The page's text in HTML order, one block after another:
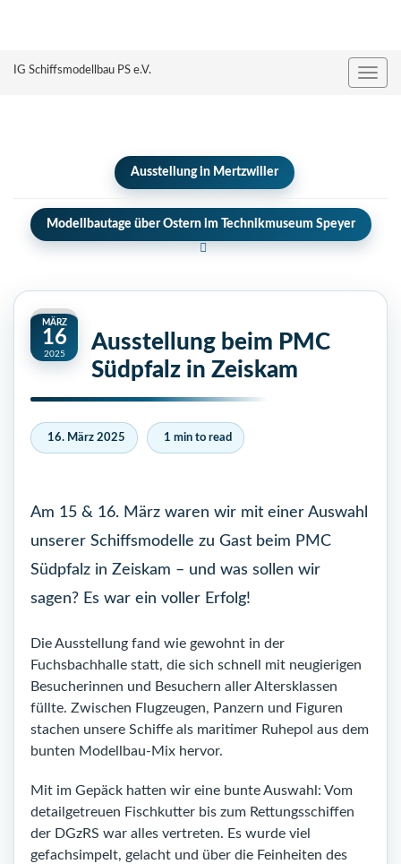
IG Schiffsmodellbau PS e.V.
Ausstellung in Mertzwiller
Modellbautage über Ostern im Technikmuseum Speyer
MÄRZ
16
2025
Ausstellung beim PMC
Südpfalz in Zeiskam
16. März 2025 1 min to read
Am 15 & 16. März waren wir mit einer Auswahl
unserer Schiffsmodelle zu Gast beim PMC
Südpfalz in Zeiskam – und was sollen wir
sagen? Es war ein voller Erfolg!
Die Ausstellung fand wie gewohnt in der
Fuchsbachhalle statt, die sich schnell mit neugierigen
Besucherinnen und Besuchern aller Altersklassen
füllte. Zwischen Flugzeugen, Panzern und Figuren
stachen unsere Schiffe als maritimer Ruhepol aus dem
bunten Modellbau-Mix hervor.
Mit im Gepäck hatten wir eine bunte Auswahl: Vom
detailgetreuen Fischkutter bis zum Rettungsschiffen
der DGzRS war alles vertreten. Es wurde viel
gefachsimpelt, gelacht und über die Feinheiten des